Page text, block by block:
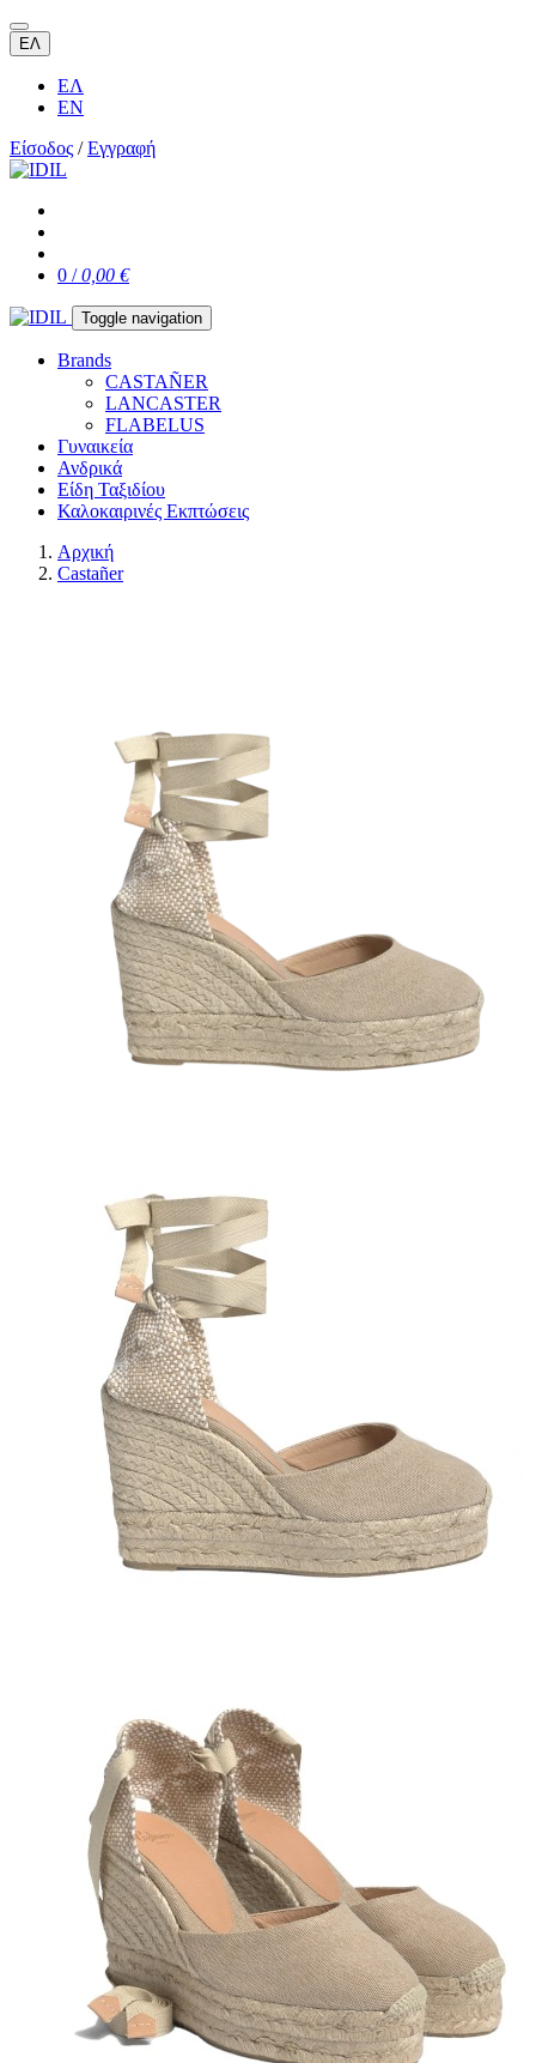
ΕΛ
ΕΛ
EN
Είσοδος /Εγγραφή
0 /0,00 €
Toggle navigation
Brands
CASTAÑER
LANCASTER
FLABELUS
Γυναικεία
Ανδρικά
Είδη Ταξιδίου
Καλοκαιρινές Εκπτώσεις
Αρχική
Castañer